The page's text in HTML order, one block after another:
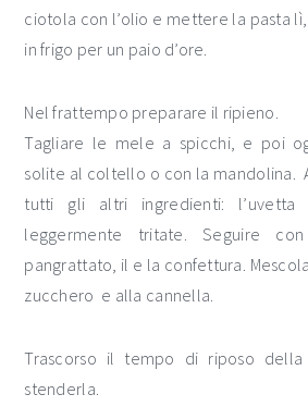
ciotola con l’olio e mettere la pasta
in frigo per un paio d’ore.
Nel frattempo preparare il ripieno.
Tagliare le mele a spicchi, e poi
solite al coltello o con la mandolina.
tutti gli altri ingredienti:
leggermente tritate. Seguire
pangrattato, il e la confettura.
zucchero e alla cannella.
Trascorso il tempo di riposo della
stenderla.